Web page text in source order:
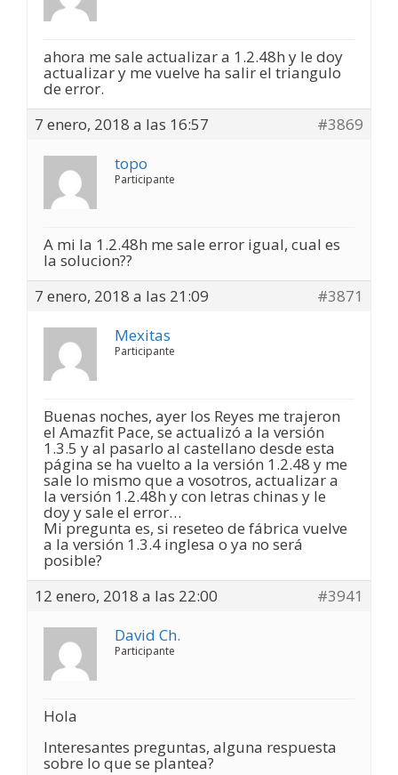
ahora me sale actualizar a 1.2.48h y le doy
actualizar y me vuelve ha salir el triangulo
de error.
7 enero, 2018 a las 16:57
#3869
topo
Participante
A mi la 1.2.48h me sale error igual, cual es
la solucion??
7 enero, 2018 a las 21:09
#3871
Mexitas
Participante
Buenas noches, ayer los Reyes me trajeron
el Amazfit Pace, se actualizó a la versión
1.3.5 y al pasarlo al castellano desde esta
página se ha vuelto a la versión 1.2.48 y me
sale lo mismo que a vosotros, actualizar a
la versión 1.2.48h y con letras chinas y le
doy y sale el error…
Mi pregunta es, si reseteo de fábrica vuelve
a la versión 1.3.4 inglesa o ya no será
posible?
12 enero, 2018 a las 22:00
#3941
David Ch.
Participante
Hola
Interesantes preguntas, alguna respuesta
sobre lo que se plantea?